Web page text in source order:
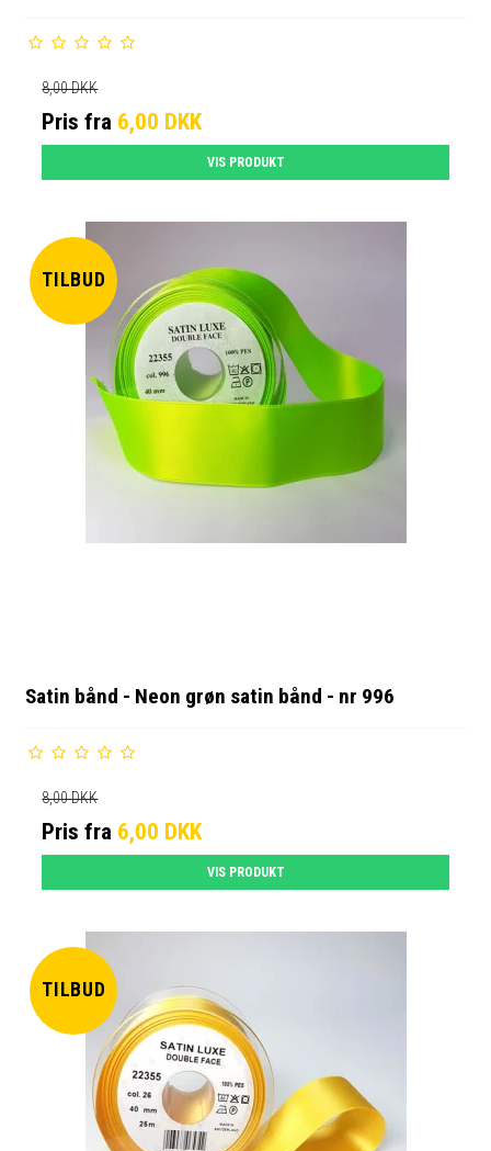
8,00 DKK
Pris fra 6,00 DKK
VIS PRODUKT
TILBUD
Satin bånd - Neon grøn satin bånd - nr 996
8,00 DKK
Pris fra 6,00 DKK
VIS PRODUKT
TILBUD